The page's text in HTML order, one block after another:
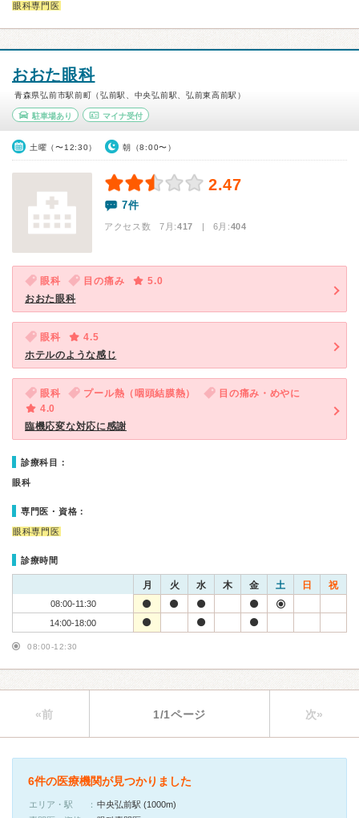
眼科専門医
おおた眼科
青森県弘前市駅前町（弘前駅、中央弘前駅、弘前東高前駅）
駐車場あり マイナ受付
土曜（〜12:30） 朝（8:00〜）
2.47
7件
アクセス数 7月:417 | 6月:404
眼科 目の痛み
5.0
おおた眼科
眼科
4.5
ホテルのような感じ
眼科 プール熱（咽頭結膜熱）
目の痛み・めやに
4.0
臨機応変な対応に感謝
診療科目：
眼科
専門医・資格：
眼科専門医
診療時間
月 火 水 木 金 土 日 祝
08:00-11:30
14:00-18:00
08:00-12:30
«前 1/1ページ 次»
6件の医療機関が見つかりました
エリア・駅
中央弘前駅 (1000m)